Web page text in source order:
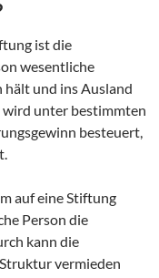
ist die
wesentliche
hält und ins Ausland
wird unter bestimmten
besteuert,
auf eine Stiftung
Person die
kann die
vermieden